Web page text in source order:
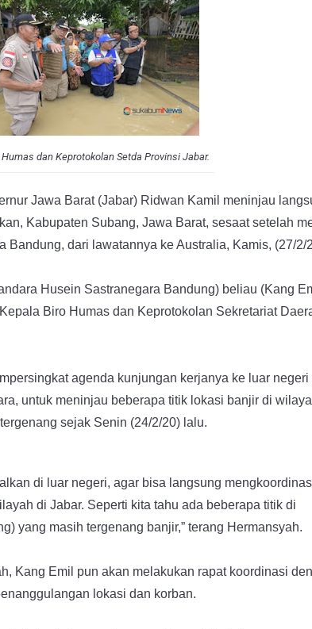
Humas dan Keprotokolan Setda Provinsi Jabar.
Jawa Barat (Jabar) Ridwan Kamil meninjau
Kabupaten Subang, Jawa Barat, sesaat setelah
Bandung, dari lawatannya ke Australia, Kamis, (27/2/
Husein Sastranegara Bandung) beliau (Kang
Biro Humas dan Keprotokolan Sekretariat
agenda kunjungan kerjanya ke luar negeri
untuk meninjau beberapa titik lokasi banjir di
sejak Senin (24/2/20) lalu.
di luar negeri, agar bisa langsung
di Jabar. Seperti kita tahu ada beberapa titik di
yang masih tergenang banjir,” terang Hermansyah.
Kang Emil pun akan melakukan rapat koordinasi
lokasi dan korban.